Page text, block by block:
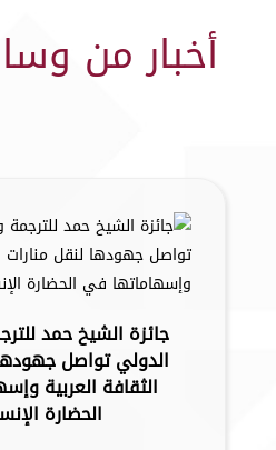
أخبار من
جائزة الشيخ حمد
الدولي تواصل
الثقافة العربية
الحضارة